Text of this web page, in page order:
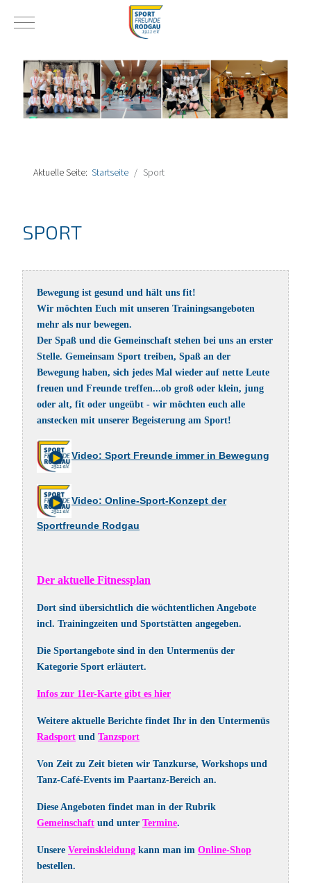
Mobile Menu Toggle
Aktuelle Seite: Startseite Sport
SPORT
Bewegung ist gesund und hält uns fit!
Wir möchten Euch mit unseren Trainingsangeboten
mehr als nur bewegen.
Der Spaß und die Gemeinschaft stehen bei uns an erster
Stelle. Gemeinsam Sport treiben, Spaß an der
Bewegung haben, sich jedes Mal wieder auf nette Leute
freuen und Freunde treffen...ob groß oder klein, jung
oder alt, fit oder ungeübt - wir möchten euch alle
anstecken mit unserer Begeisterung am Sport!
Video: Sport Freunde immer in Bewegung
Video: Online-Sport-Konzept der
Sportfreunde Rodgau
Der aktuelle Fitnessplan
Dort sind übersichtlich die wöchtentlichen Angebote
incl. Trainingzeiten und Sportstätten angegeben.
Die Sportangebote sind in den Untermenüs der
Kategorie Sport erläutert.
Infos zur 11er-Karte gibt es hier
Weitere aktuelle Berichte findet Ihr in den Untermenüs
Radsport und Tanzsport
Von Zeit zu Zeit bieten wir Tanzkurse, Workshops und
Tanz-Café-Events im Paartanz-Bereich an.
Diese Angeboten findet man in der Rubrik
Gemeinschaft und unter Termine.
Unsere Vereinskleidung kann man im Online-Shop
bestellen.